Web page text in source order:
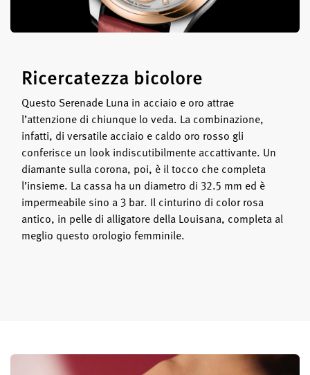
Ricercatezza bicolore
Questo Serenade Luna in acciaio e oro attrae
l’attenzione di chiunque lo veda. La combinazione,
infatti, di versatile acciaio e caldo oro rosso gli
conferisce un look indiscutibilmente accattivante. Un
diamante sulla corona, poi, è il tocco che completa
l’insieme. La cassa ha un diametro di 32.5 mm ed è
impermeabile sino a 3 bar. Il cinturino di color rosa
antico, in pelle di alligatore della Louisana, completa al
meglio questo orologio femminile.